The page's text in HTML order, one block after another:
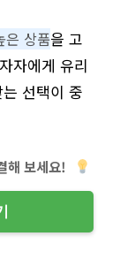
은 상품을 고
자에게 유리
선택이 중
해 보세요!